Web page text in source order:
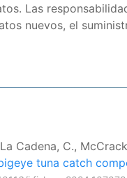
Las
nuevos, el
Cadena, C.,
tuna catch